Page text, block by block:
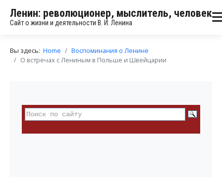
Ленин: революционер, мыслитель, человек
Сайт о жизни и деятельности В. И. Ленина
Вы здесь: Home
Воспоминания о Ленине
О встречах с Лениным в Польше и Швейцарии